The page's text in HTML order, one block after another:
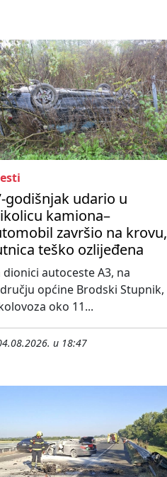
godišnjak udario u
kamiona–
završio na krovu,
teško ozlijeđena
dionici autoceste A3, na
općine Brodski Stupnik,
oko 11...
u 18:47